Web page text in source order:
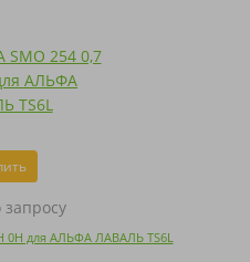
0H для АЛЬФА ЛАВАЛЬ TS6L